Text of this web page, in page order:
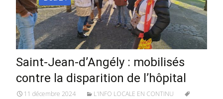
Saint-Jean-d’Angély : mobilisés
contre la disparition de l’hôpital
11 décembre 2024
L'INFO LOCALE EN CONTINU